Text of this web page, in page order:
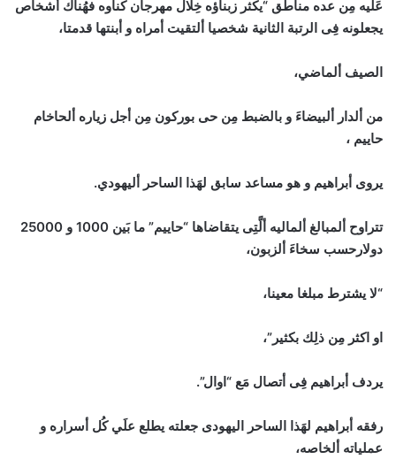
عَليه مِن عده مناطق “يكثر زبناؤه خِلال مهرجان كناوه فهُناك أشخاص
يجعلونه فِى الرتبة الثانية شخصيا ألتقيت أمراه و أبنتها قدمتا،
الصيف ألماضي،
من ألدار ألبيضاءَ و بالضبط مِن حى بوركون مِن أجل زياره ألحاخام
حاييم ،
يروى أبراهيم و هو مساعد سابق لهَذا الساحر أليهودي.
تتراوح ألمبالغ ألماليه ألَّتِى يتقاضاها “حاييم” ما بَين 1000 و 25000
دولارحسب سخاءَ ألزبون،
“لا يشترط مبلغا معينا،
او اكثر مِن ذلِك بكثير”،
يردف أبراهيم فِى أتصال مَع “اوال”.
رفقه أبراهيم لهَذا الساحر اليهودى جعلته يطلع علَي كُل أسراره و
عملياته ألخاصه،